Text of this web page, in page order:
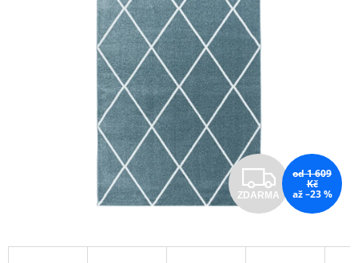
hvězdiček.
Z
D
A
ZDARMA
od 1 609
Kč
až –23 %